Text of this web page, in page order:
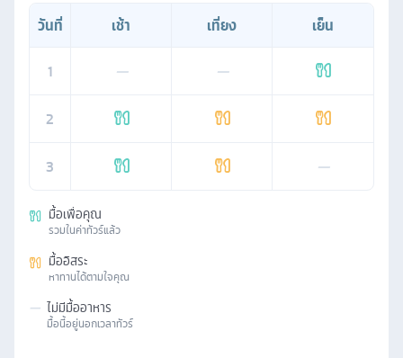
วันที่ เช้า เที่ยง
เย็น
1
— —
2
3 —
มื้อเพื่อคุณ
รวมในค่าทัวร์แล้ว
มื้ออิสระ
หาทานได้ตามใจคุณ
— ไม่มีมื้ออาหาร
มื้อนี้อยู่นอกเวลาทัวร์